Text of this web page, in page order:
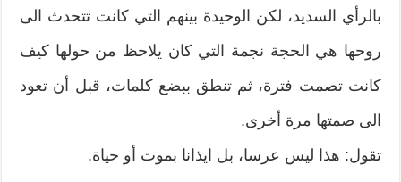
بالرأي السديد، لكن الوحيدة بينهم التي كانت تتحدث الى
روحها هي الحجة نجمة التي كان يلاحظ من حولها كيف
كانت تصمت فترة، ثم تنطق ببضع كلمات، قبل أن تعود
الى صمتها مرة أخرى.
تقول: هذا ليس عرسا، بل ايذانا بموت أو حياة.